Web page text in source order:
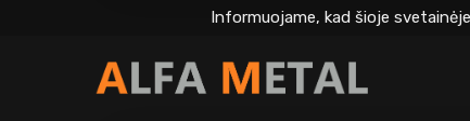
Informuojame, kad šioje